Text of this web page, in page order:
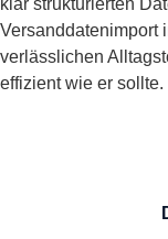
klar strukturierten
Versanddatenimport
verlässlichen
effizient wie er sollte.